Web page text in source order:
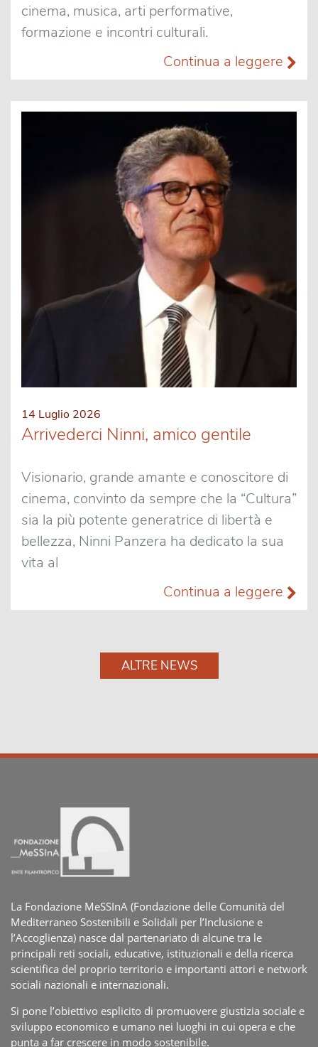
cinema, musica, arti performative,
formazione e incontri culturali.
Continua a leggere
14 Luglio 2026
Arrivederci Ninni, amico gentile
Visionario, grande amante e conoscitore di
cinema, convinto da sempre che la “Cultura”
sia la più potente generatrice di libertà e
bellezza, Ninni Panzera ha dedicato la sua
vita al
Continua a leggere
ALTRE NEWS
La Fondazione MeSSInA (Fondazione delle Comunità del
Mediterraneo Sostenibili e Solidali per l’Inclusione e
l’Accoglienza) nasce dal partenariato di alcune tra le
principali reti sociali, educative, istituzionali e della ricerca
scientifica del proprio territorio e importanti attori e network
sociali nazionali e internazionali.
Si pone l’obiettivo esplicito di promuovere giustizia sociale e
sviluppo economico e umano nei luoghi in cui opera e che
punta a far crescere in modo sostenibile.